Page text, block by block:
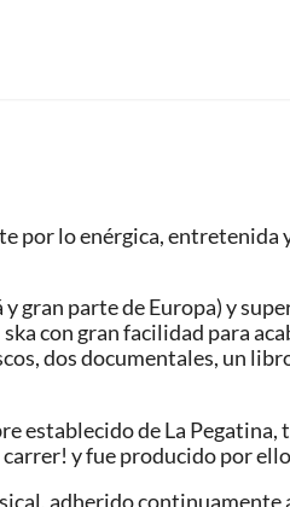
por lo enérgica, entretenida
gran parte de Europa) y
con gran facilidad para
dos documentales, un
establecido de La Pegatina,
y fue producido por